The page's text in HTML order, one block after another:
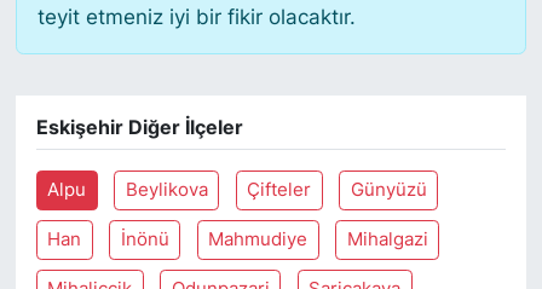
teyit etmeniz iyi bir fikir olacaktır.
Eskişehir Diğer İlçeler
Alpu Beylikova Çifteler Günyüzü
Han İnönü Mahmudiye Mihalgazi